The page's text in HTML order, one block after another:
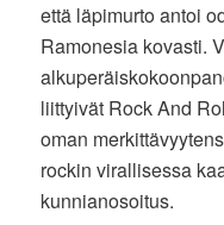
että läpimurto antoi
Ramonesia kovasti.
liittyivät Rock And
oman
rockin virallisessa
kunnianosoitus.